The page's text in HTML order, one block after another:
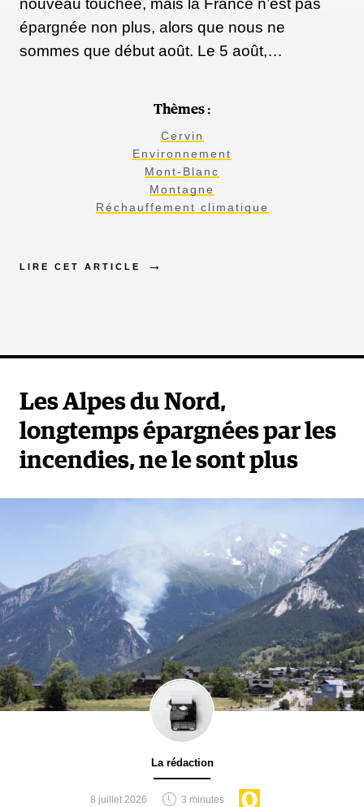
épargnée non plus, alors que nous ne
sommes que début août. Le 5 août,…
Thèmes :
Cervin
Environnement
Mont-Blanc
Montagne
Réchauffement climatique
LIRE CET ARTICLE
Les Alpes du Nord,
longtemps épargnées par les
incendies, ne le sont plus
La rédaction
8 juillet 2026 3 minutes